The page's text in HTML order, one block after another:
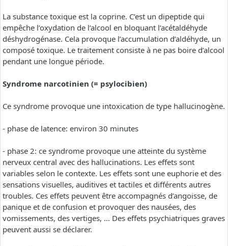
La substance toxique est la coprine. C’est un dipeptide qui
empêche l’oxydation de l’alcool en bloquant l’acétaldéhyde
déshydrogénase. Cela provoque l’accumulation d’aldéhyde, un
composé toxique. Le traitement consiste à ne pas boire d’alcool
pendant une longue période.
Syndrome narcotinien (= psylocibien)
Ce syndrome provoque une intoxication de type hallucinogène.
- phase de latence: environ 30 minutes
- phase 2: ce syndrome provoque une atteinte du système
nerveux central avec des hallucinations. Les effets sont
variables selon le contexte. Les effets sont une euphorie et des
sensations visuelles, auditives et tactiles et différents autres
troubles. Ces effets peuvent être accompagnés d’angoisse, de
panique et de confusion et provoquer des nausées, des
vomissements, des vertiges, … Des effets psychiatriques graves
peuvent aussi se déclarer.